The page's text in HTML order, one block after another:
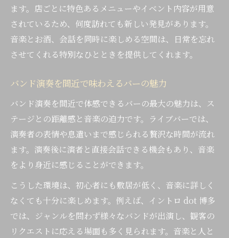
ます。店ごとに特色あるメニューやイベント内容が用意
されているため、何度訪れても新しい発見があります。
音楽とお酒、会話を同時に楽しめる空間は、日常を忘れ
させてくれる特別なひとときを提供してくれます。
バンド演奏を間近で味わえるバーの魅力
バンド演奏を間近で体感できるバーの最大の魅力は、ス
テージとの距離感と音楽の迫力です。ライブバーでは、
演奏者の表情や息遣いまで感じられる贅沢な時間が流れ
ます。演奏後に演者と直接会話できる機会もあり、音楽
をより身近に感じることができます。
こうした環境は、初心者にも敷居が低く、音楽に詳しく
なくても十分に楽しめます。例えば、イントロ dot 博多
では、ジャンルを問わず様々なバンドが出演し、観客の
リクエストに応える場面も多く見られます。音楽と人と